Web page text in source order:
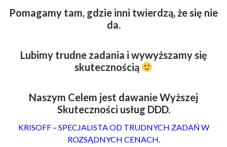
Pomagamy tam, gdzie inni twierdzą, że się nie
da.
Lubimy trudne zadania i wywyższamy się
skutecznością
Naszym Celem jest dawanie Wyższej
Skuteczności usług DDD.
KRISOFF – SPECJALISTA OD TRUDNYCH ZADAŃ W
ROZSĄDNYCH CENACH.